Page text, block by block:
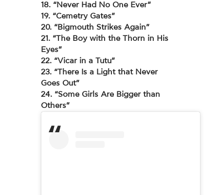
18. “Never Had No One Ever”
19. “Cemetry Gates”
20. “Bigmouth Strikes Again”
21. “The Boy with the Thorn in His
Eyes”
22. “Vicar in a Tutu”
23. “There Is a Light that Never
Goes Out”
24. “Some Girls Are Bigger than
Others”